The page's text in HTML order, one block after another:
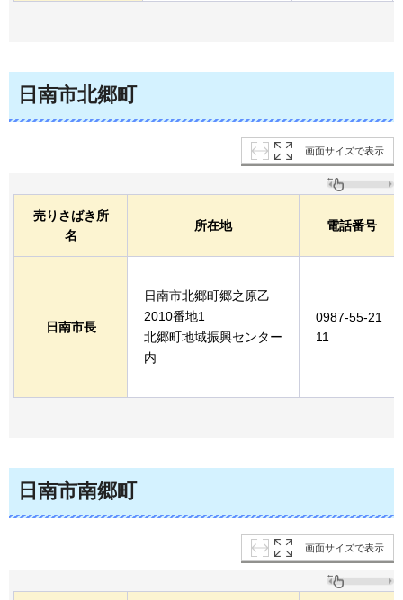
日南市北郷町
画面サイズで表示
売りさばき所
名
所在地 電話番号
日南市長
日南市北郷町郷之原乙
2010番地1
北郷町地域振興センター
内
0987-55-21
11
日南市南郷町
画面サイズで表示